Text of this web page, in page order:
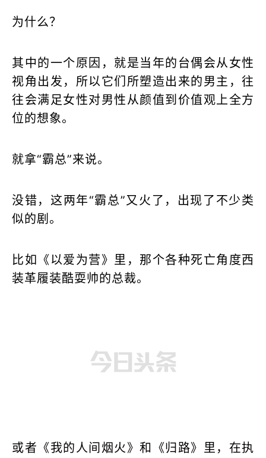
为什么？
其中的一个原因，就是当年的台偶会从女性
视角出发，所以它们所塑造出来的男主，往
往会满足女性对男性从颜值到价值观上全方
位的想象。
就拿“霸总”来说。
没错，这两年“霸总”又火了，出现了不少类
似的剧。
比如《以爱为营》里，那个各种死亡角度西
装革履装酷耍帅的总裁。
或者《我的人间烟火》和《归路》里，在执